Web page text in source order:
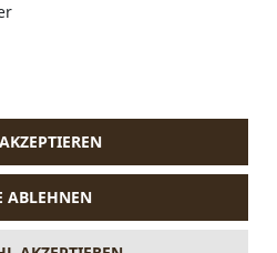
dem bisherigen Preis
Lieferzeiten für andere
ABLEHNEN